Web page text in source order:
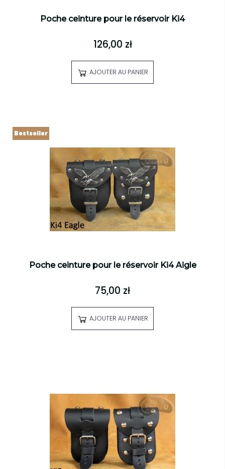
Poche ceinture pour le réservoir Ki4
126,00 zł
AJOUTER AU PANIER
Poche ceinture pour le réservoir Ki4 Aigle
75,00 zł
AJOUTER AU PANIER
Bestseller